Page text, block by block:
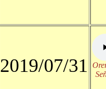
2019/07/31